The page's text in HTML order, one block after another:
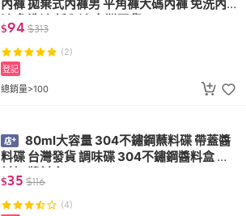
內褲 拋棄式內褲男 平角褲大碼內褲 免洗內
$94 $313
(2)
總銷量>100
登記
80ml大容量 304不鏽鋼蘸料碟 帶蓋醬
料碟 台灣發貨 調味碟 304不鏽鋼醬料盒 醬
料杯 醬料盒
$35 $116
(4)